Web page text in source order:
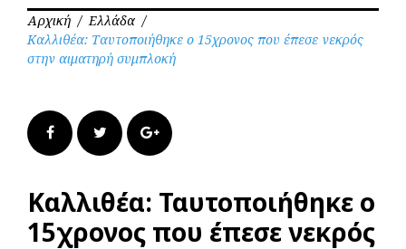
Αρχική / Ελλάδα /
Καλλιθέα: Ταυτοποιήθηκε ο 15χρονος που έπεσε νεκρός
στην αιματηρή συμπλοκή
FacebookTwitter Google+
Καλλιθέα: Ταυτοποιήθηκε ο
15χρονος που έπεσε νεκρός